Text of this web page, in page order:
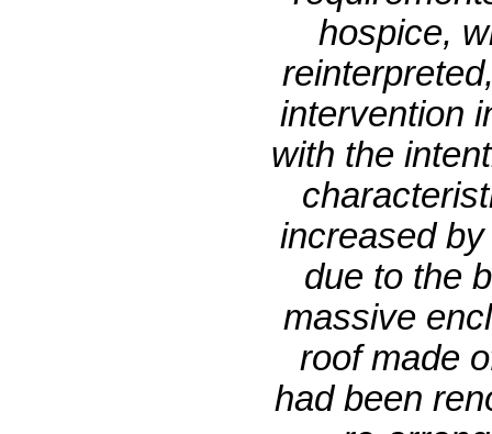
hospice,
intervention
with the
increased
due to the
massive
roof made
had been